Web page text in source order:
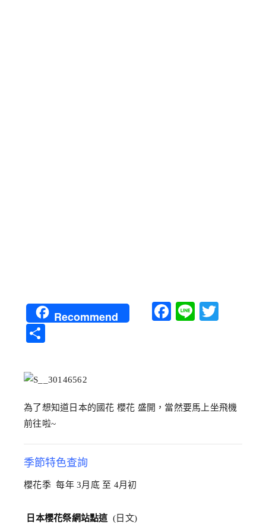
Recommend Facebook
Line
為了想知道日本的國花 櫻花 盛開，當然要馬上坐飛機
前往啦~
季節特色查詢
櫻花季 每年 3月底 至 4月初
日本櫻花祭網站點這 (日文)